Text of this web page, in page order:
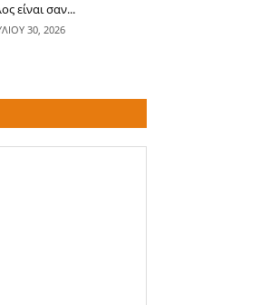
είναι σαν...
30, 2026